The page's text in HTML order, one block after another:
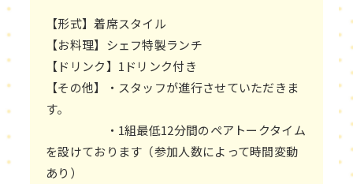
【形式】着席スタイル
【お料理】シェフ特製ランチ
【ドリンク】1ドリンク付き
【その他】・スタッフが進行させていただきま
す。
・1組最低12分間のペアトークタイム
を設けております（参加人数によって時間変動
あり）